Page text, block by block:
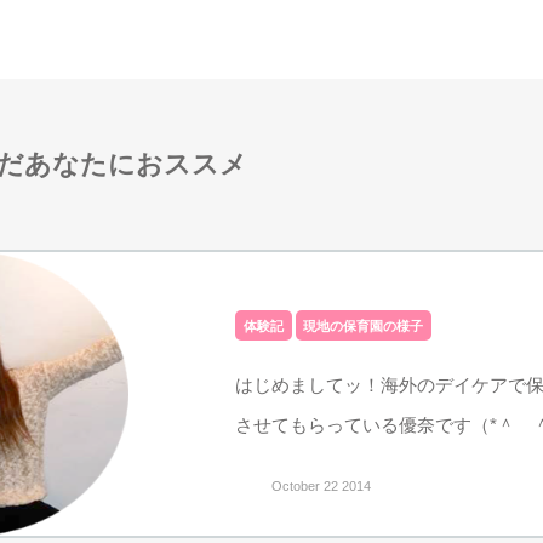
あなたにおススメ
体験記 現地の保育園の様子
はじめましてッ！海外のデイケアで
させてもらっている優奈です（*＾
October 22 2014